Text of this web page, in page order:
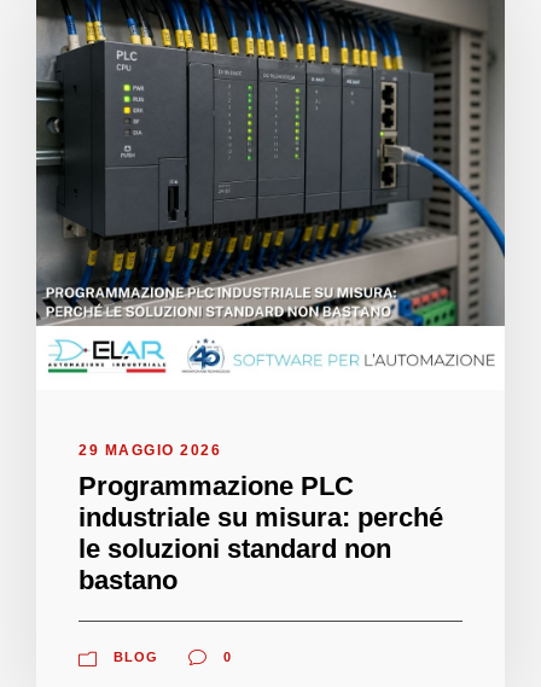
29 MAGGIO 2026
Programmazione PLC
industriale su misura: perché
le soluzioni standard non
bastano
BLOG 0